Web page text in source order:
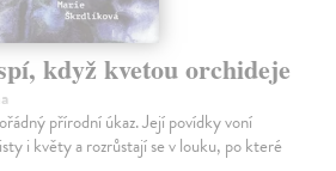
když kvetou orchideje
přírodní úkaz. Její povídky voní
i květy a rozrůstají se v louku, po které